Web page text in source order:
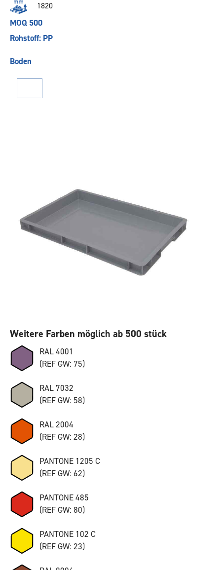
1820
MOQ 500
Rohstoff: PP
Boden
Weitere Farben möglich ab 500 stück
RAL 4001
(REF GW: 75)
RAL 7032
(REF GW: 58)
RAL 2004
(REF GW: 28)
PANTONE 1205 C
(REF GW: 62)
PANTONE 485
(REF GW: 80)
PANTONE 102 C
(REF GW: 23)